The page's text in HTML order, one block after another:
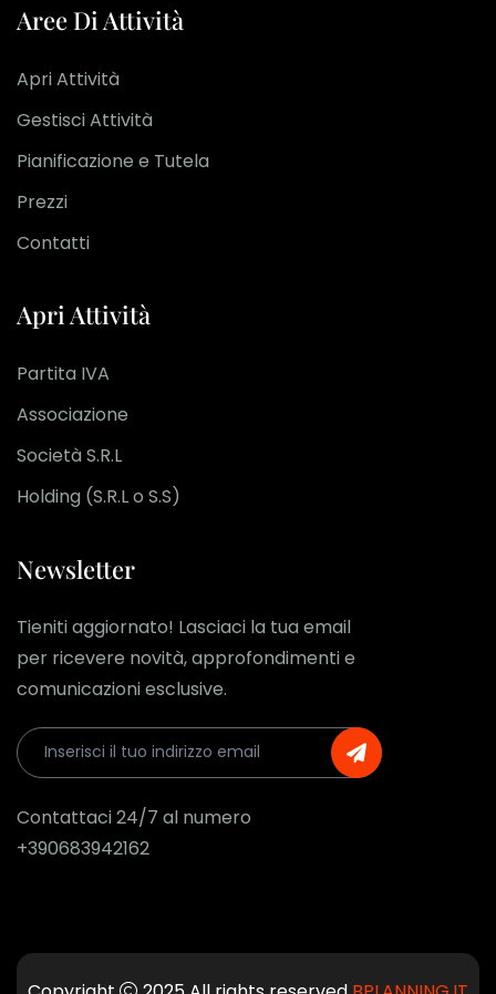
Aree Di Attività
Apri Attività
Gestisci Attività
Pianificazione e Tutela
Prezzi
Contatti
Apri Attività
Partita IVA
Associazione
Società S.R.L
Holding (S.R.L o S.S)
Newsletter
Tieniti aggiornato! Lasciaci la tua email
per ricevere novità, approfondimenti e
comunicazioni esclusive.
Contattaci 24/7 al numero
+390683942162